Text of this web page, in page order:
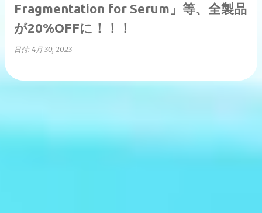
Fragmentation for Serum」等、全製品
が20%OFFに！！！
日付: 4月 30, 2023